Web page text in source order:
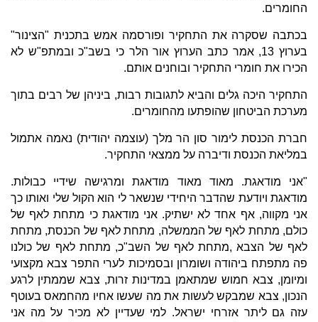
החומרים.
בכתבה שסקרה את התחקיר ופורסמה אמש בתכנית "הצינור"
בערוץ 13, אמר כתב הערוץ אור הלר כי בשב"כ ובמתפ"ש לא
הכירו את חומרי התחקיר ובוחנים אותם.
התחקיר היכה גלים והביא לתגובות רבות, ביניהן של רבים בתוך
מערכת הביטחון שהופתעו מהחומרים.
חברת הכנסת לימור סון הר מלך (עוצמה יהודית) נאמה אתמול
במליאת הכנסת ודיברה על ממצאי התחקיר.
"אני מודאגת. מאוד מאוד מודאגת ומרגישה שידיי כבולות.
מודאגת ויודעת שהדבר היחידי שנשאר לי הוא הקול שלי ואותו כך
אני מקווה, אף אחד לא ישתיק. אני מודאגת כי מתחת לאף של
כולם, מתחת לאף של הממשלה, מתחת לאף של הכנסת, מתחת
לאף של הצבא ,מתחת לאף של השב"כ, מתחת לאף של כולנו
פה מתפתח ביהודה ושומרון ובסמיכות לערי התפר צבא מקצועי
ומיומן, צבא חמוש שמתאמן במדינות זרות, צבא שממתין לרגע
הנכון, צבא שמבקש לעשות את מה שעשו אחיו מהחמאס בעוטף
עזה גם ליתר אזרחי ישראל. למי שעדיין לא מכיר על מה אני